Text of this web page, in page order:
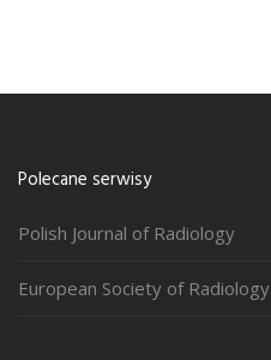
Polecane serwisy
Polish Journal of Radiology
European Society of Radiology